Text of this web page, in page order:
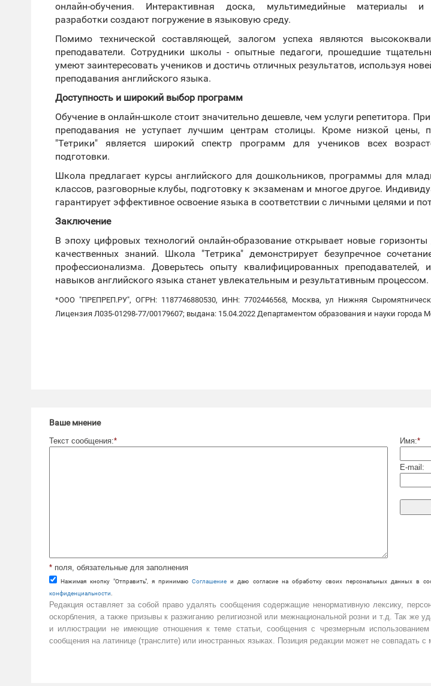
онлайн-обучения. Интерактивная доска, мультимедийные материалы и
разработки создают погружение в языковую среду.
Помимо технической составляющей, залогом успеха являются
преподаватели. Сотрудники школы - опытные педагоги, прошедшие
умеют заинтересовать учеников и достичь отличных результатов, используя
преподавания английского языка.
Доступность и широкий выбор программ
Обучение в онлайн-школе стоит значительно дешевле, чем услуги репетитора.
преподавания не уступает лучшим центрам столицы. Кроме низкой цены,
"Тетрики" является широкий спектр программ для учеников всех
подготовки.
Школа предлагает курсы английского для дошкольников, программы для
классов, разговорные клубы, подготовку к экзаменам и многое другое.
гарантирует эффективное освоение языка в соответствии с личными целями и
Заключение
В эпоху цифровых технологий онлайн-образование открывает новые горизонты
качественных знаний. Школа "Тетрика" демонстрирует безупречное
профессионализма. Доверьтесь опыту квалифицированных преподавателей,
навыков английского языка станет увлекательным и результативным процессом.
*ООО "ПРЕПРЕП.РУ", ОГРН: 1187746880530, ИНН: 7702446568, Москва, ул Нижняя
Лицензия Л035-01298-77/00179607; выдана: 15.04.2022 Департаментом образования и науки города
Ваше мнение
Текст сообщения:* Имя:*
E-mail:
* поля, обязательные для заполнения
Нажимая кнопку "Отправить", я принимаюCоглашение и даю согласие на обработку своих персональных данных в
конфиденциальности
Редакция оставляет за собой право удалять сообщения содержащие ненормативную лексику,
оскорбления, а также призывы к разжиганию религиозной или межнациональной розни и т.д. Так же
и иллюстрации не имеющие отношения к теме статьи, сообщения с чрезмерным использованием
сообщения на латинице (транслите) или иностранных языках. Позиция редакции может не совпадать с